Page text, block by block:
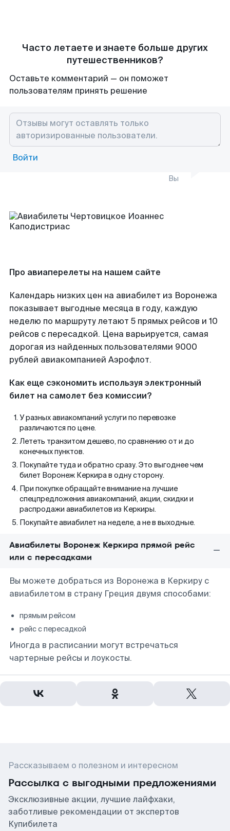
Часто летаете и знаете больше других
путешественников?
Оставьте комментарий — он поможет
пользователям принять решение
Войти
Вы
Про авиаперелеты на нашем сайте
Календарь низких цен на авиабилет из Воронежа
показывает выгодные месяца в году, каждую
неделю по маршруту летают 5 прямых рейсов и 10
рейсов с пересадкой. Цена варьируется, самая
дорогая из найденных пользователями 9000
рублей авиакомпанией Аэрофлот.
Как еще сэкономить используя электронный
билет на самолет без комиссии?
У разных авиакомпаний услуги по перевозке
различаются по цене.
Лететь транзитом дешево, по сравнению от и до
конечных пунктов.
Покупайте туда и обратно сразу. Это выгоднее чем
билет Воронеж Керкира в одну сторону.
При покупке обращайте внимание на лучшие
спецпредложения авиакомпаний, акции, скидки и
распродажи авиабилетов из Керкиры.
Покупайте авиабилет на неделе, а не в выходные.
Авиабилеты Воронеж Керкира прямой рейс
или с пересадками
Вы можете добраться из Воронежа в Керкиру с
авиабилетом в страну Греция двумя способами:
прямым рейсом
рейс с пересадкой
Иногда в расписании могут встречаться
чартерные рейсы и лоукосты.
Рассказываем о полезном и интересном
Рассылка с выгодными предложениями
Эксклюзивные акции, лучшие лайфхаки,
заботливые рекомендации от экспертов
Купибилета